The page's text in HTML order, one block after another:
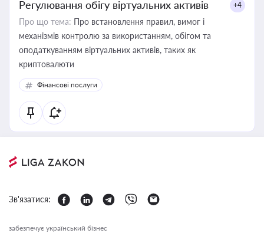
Регулювання обігу віртуальних активів +4
Про що тема: Про встановлення правил, вимог і
механізмів контролю за використанням, обігом та
оподаткуванням віртуальних активів, таких як
криптовалюти
Фінансові послуги
Зв'язатися:
забезпечує український бізнес